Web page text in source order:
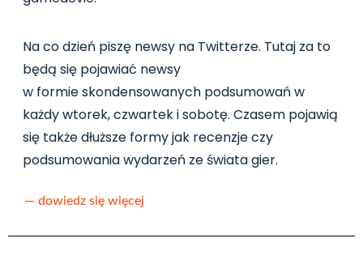
Na co dzień piszę newsy na Twitterze. Tutaj za to
będą się pojawiać newsy
w formie skondensowanych podsumowań w
każdy wtorek, czwartek i sobotę. Czasem pojawią
się także dłuższe formy jak recenzje czy
podsumowania wydarzeń ze świata gier.
— dowiedz się więcej